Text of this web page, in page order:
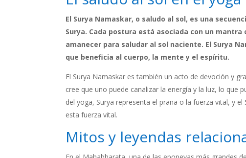
El Surya Namaskar, o saludo al sol, es una
Surya. Cada postura está asociada con un
amanecer para saludar al sol naciente. El Surya
que beneficia al cuerpo, la mente y el espíritu.
El Surya Namaskar es también un acto de devoción y
cree que uno puede canalizar la energía y la luz, lo que
del yoga, Surya representa el prana o la fuerza vital, y
esta fuerza vital.
Mitos y leyendas